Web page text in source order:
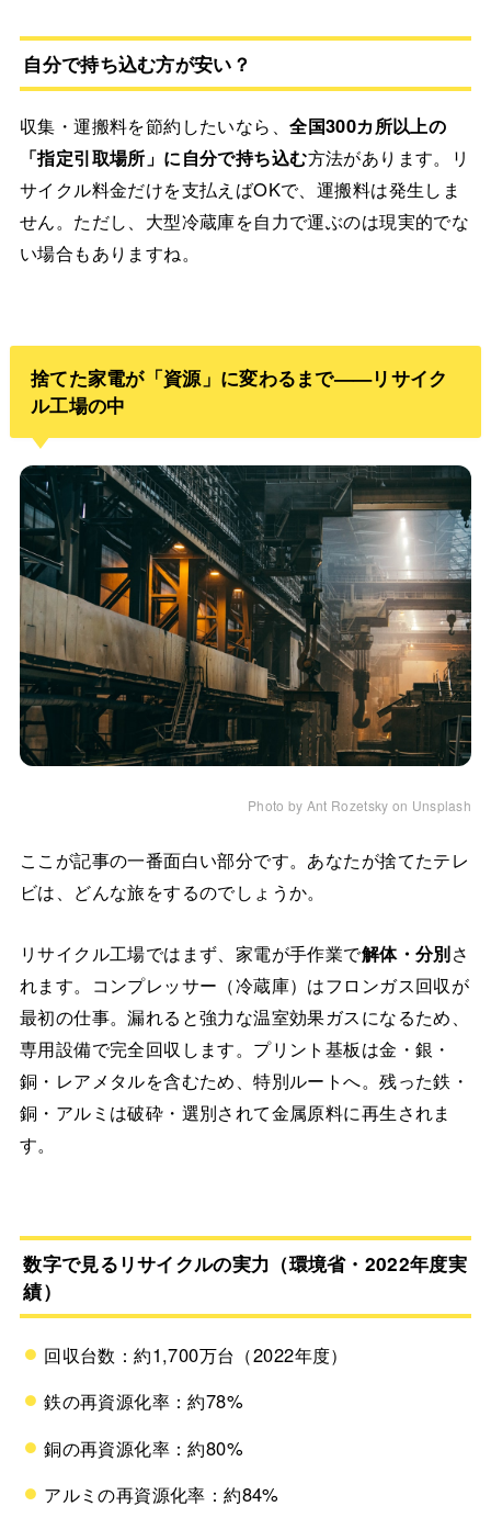
自分で持ち込む方が安い？
収集・運搬料を節約したいなら、全国300カ所以上の
「指定引取場所」に自分で持ち込む方法があります。リ
サイクル料金だけを支払えばOKで、運搬料は発生しま
せん。ただし、大型冷蔵庫を自力で運ぶのは現実的でな
い場合もありますね。
捨てた家電が「資源」に変わるまで——リサイク
ル工場の中
Photo by Ant Rozetsky on Unsplash
ここが記事の一番面白い部分です。あなたが捨てたテレ
ビは、どんな旅をするのでしょうか。
リサイクル工場ではまず、家電が手作業で解体・分別さ
れます。コンプレッサー（冷蔵庫）はフロンガス回収が
最初の仕事。漏れると強力な温室効果ガスになるため、
専用設備で完全回収します。プリント基板は金・銀・
銅・レアメタルを含むため、特別ルートへ。残った鉄・
銅・アルミは破砕・選別されて金属原料に再生されま
す。
数字で見るリサイクルの実力（環境省・2022年度実
績）
回収台数：約1,700万台（2022年度）
鉄の再資源化率：約78%
銅の再資源化率：約80%
アルミの再資源化率：約84%